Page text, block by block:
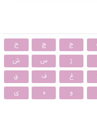
ج چ
ح
ژ س
ش
غ ف
ق
و ه ی